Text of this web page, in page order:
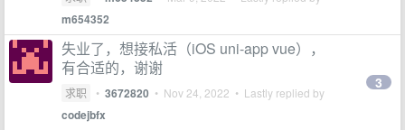
m654352
失业了，想接私活（iOS uni-app vue），
有合适的，谢谢
求职 • 3672820 • Nov 24, 2022 • Lastly replied by
codejbfx
3